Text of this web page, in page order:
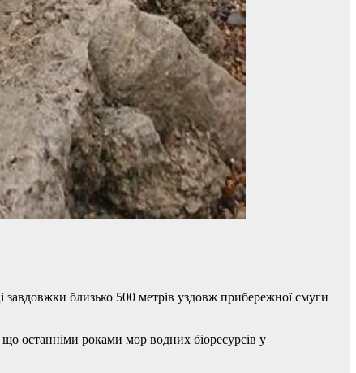
близько 500 метрів уздовж прибережної смуги
що останніми роками мор водних біоресурсів у